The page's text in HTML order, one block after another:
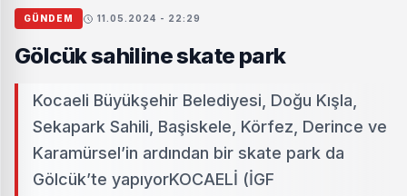
GÜNDEM 11.05.2024 - 22:29
Gölcük sahiline skate park
Kocaeli Büyükşehir Belediyesi, Doğu Kışla,
Sekapark Sahili, Başiskele, Körfez, Derince ve
Karamürsel’in ardından bir skate park da
Gölcük’te yapıyorKOCAELİ (İGF